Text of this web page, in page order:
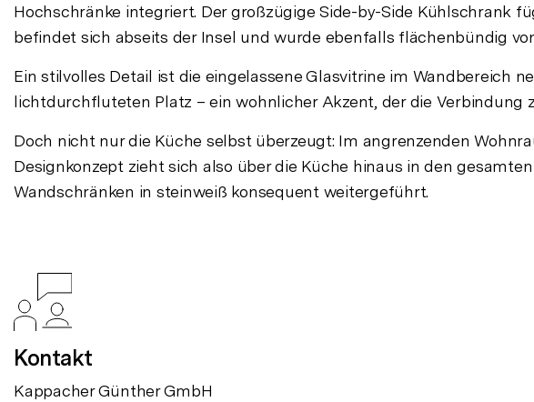
Hochschränke integriert. Der großzügige Side-by-Side Kühlschrank
befindet sich abseits der Insel und wurde ebenfalls flächenbündig
Ein stilvolles Detail ist die eingelassene Glasvitrine im Wandbereich
lichtdurchfluteten Platz – ein wohnlicher Akzent, der die Verbindung
Doch nicht nur die Küche selbst überzeugt: Im angrenzenden
Designkonzept zieht sich also über die Küche hinaus in den
Wandschränken in steinweiß konsequent weitergeführt.
Kontakt
Kappacher Günther GmbH